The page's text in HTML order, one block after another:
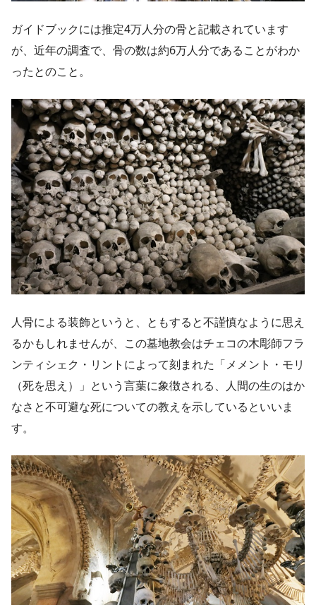
ガイドブックには推定4万人分の骨と記載されています
が、近年の調査で、骨の数は約6万人分であることがわか
ったとのこと。
人骨による装飾というと、ともすると不謹慎なように思え
るかもしれませんが、この墓地教会はチェコの木彫師フラ
ンティシェク・リントによって刻まれた「メメント・モリ
（死を思え）」という言葉に象徴される、人間の生のはか
なさと不可避な死についての教えを示しているといいま
す。